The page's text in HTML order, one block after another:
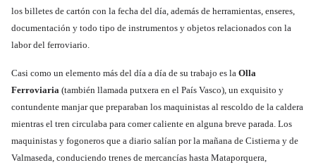
los billetes de cartón con la fecha del día, además de herramientas, enseres,
documentación y todo tipo de instrumentos y objetos relacionados con la
labor del ferroviario.
Casi como un elemento más del día a día de su trabajo es la Olla
Ferroviaria (también llamada putxera en el País Vasco), un exquisito y
contundente manjar que preparaban los maquinistas al rescoldo de la caldera
mientras el tren circulaba para comer caliente en alguna breve parada. Los
maquinistas y fogoneros que a diario salían por la mañana de Cistierna y de
Valmaseda, conduciendo trenes de mercancías hasta Mataporquera,